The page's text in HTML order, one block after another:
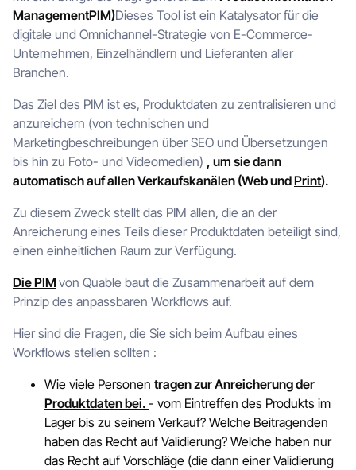
ManagementPIM)Dieses Tool ist ein Katalysator für die
digitale und Omnichannel-Strategie von E-Commerce-
Unternehmen, Einzelhändlern und Lieferanten aller
Branchen.
Das Ziel des PIM ist es, Produktdaten zu zentralisieren und
anzureichern (von technischen und
Marketingbeschreibungen über SEO und Übersetzungen
bis hin zu Foto- und Videomedien) , um sie dann
automatisch auf allen Verkaufskanälen (Web undPrint).
Zu diesem Zweck stellt das PIM allen, die an der
Anreicherung eines Teils dieser Produktdaten beteiligt sind,
einen einheitlichen Raum zur Verfügung.
Die PIM von Quable baut die Zusammenarbeit auf dem
Prinzip des anpassbaren Workflows auf.
Hier sind die Fragen, die Sie sich beim Aufbau eines
Workflows stellen sollten :
Wie viele Personen tragen zur Anreicherung der
Produktdaten bei. - vom Eintreffen des Produkts im
Lager bis zu seinem Verkauf? Welche Beitragenden
haben das Recht auf Validierung? Welche haben nur
das Recht auf Vorschläge (die dann einer Validierung